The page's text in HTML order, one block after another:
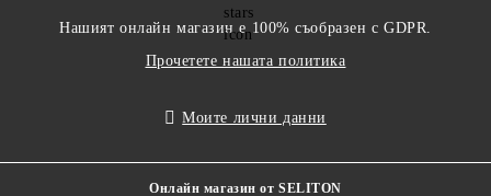
Нашият онлайн магазин е 100% съобразен с GDPR.
Прочетете нашата политика
Моите лични данни
Онлайн магазин от SELITON